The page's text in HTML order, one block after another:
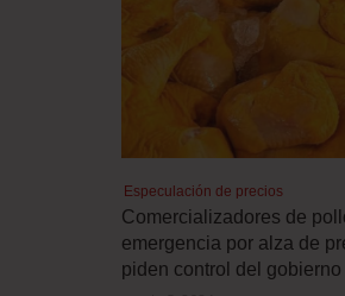
Especulación de precios
Comercializadores de
emergencia por alza de
piden control del gobierno